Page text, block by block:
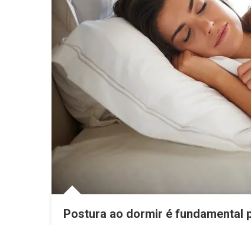
Postura ao dormir é fundamental